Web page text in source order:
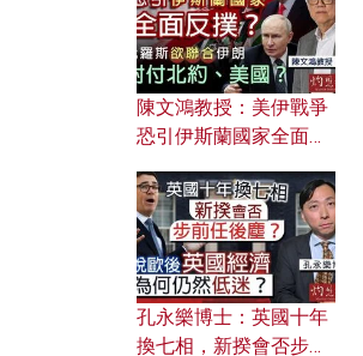
應用？
陳文鴻教授：美伊戰爭
恐引伊斯蘭國家全面反
對付北約美國？
孔永樂博士：英國十年
換七相，新揆會否步前